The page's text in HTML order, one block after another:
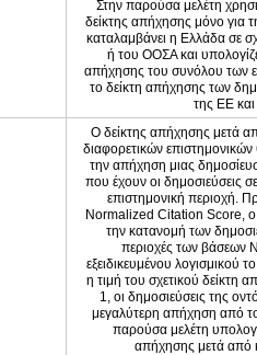
Στην παρούσα μελέτη
δείκτης απήχησης μόνο
καταλαμβάνει η Ελλάδα σε
ή του ΟΟΣΑ και
απήχησης του συνόλου των
το δείκτη απήχησης των
της ΕΕ
Ο δείκτης απήχησης μετά
διαφορετικών
την απήχηση μιας
που έχουν οι δημοσιεύσεις
επιστημονική περιοχή.
Normalized Citation Score, ο
την κατανομή των
περιοχές των βάσεων
εξειδικευμένου λογισμικού
η τιμή του σχετικού δείκτη
1, οι δημοσιεύσεις της
μεγαλύτερη απήχηση από
παρούσα μελέτη
απήχησης μετά από